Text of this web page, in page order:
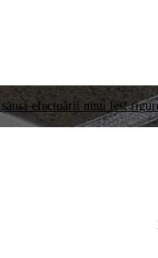
efectuării unui test